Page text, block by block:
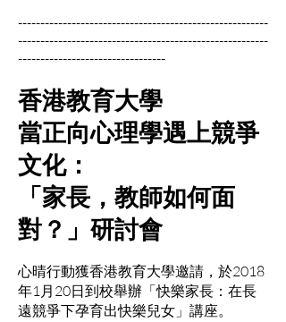
--------------------------------------------------------
--------------------------------------------------------
---------------------------------
香港教育大學
當正向心理學遇上競爭
文化：
「家長，教師如何面
對？」研討會
心晴行動獲香港教育大學邀請，於2018
年1月20日到校舉辦「快樂家長：在長
遠競爭下孕育出快樂兒女」講座。